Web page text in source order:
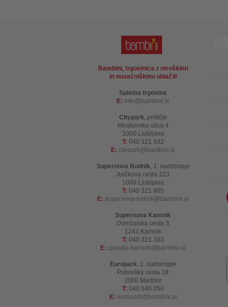
Bambini, trgovinica z otroškimi
in nosečniškimi oblačili
Spletna trgovina
E: info bambini.si
Citypark, pritličje
Moskovska ulica 4
1000 Ljubljana
T: 040 321 932
E: citypark bambini.si
Supernova Rudnik, 1. nadstropje
Jurčkova cesta 223
1000 Ljubljana
T: 040 321 805
E: supernova-rudnik bambini.si
Supernova Kamnik
Domžalska cesta 3
1241 Kamnik
T: 040 321 303
E: qlandia-kamnik bambini.si
Europark, 1. nadstropje
Pobreška cesta 18
2000 Maribor
T: 040 540 050
E: europark bambini.si